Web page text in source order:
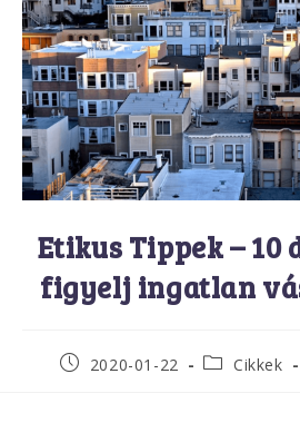
Etikus Tippek – 10
figyelj ingatlan
Post2020-01-22
PostCikkek